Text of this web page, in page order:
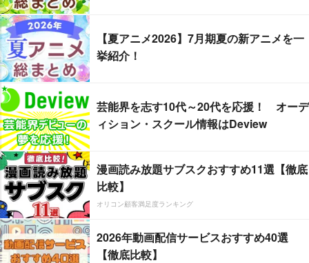
【夏アニメ2026】7月期夏の新アニメを一
挙紹介！
芸能界を志す10代～20代を応援！ オーデ
ィション・スクール情報はDeview
漫画読み放題サブスクおすすめ11選【徹底
比較】
オリコン顧客満足度ランキング
2026年動画配信サービスおすすめ40選
【徹底比較】